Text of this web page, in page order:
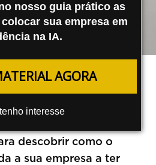
nosso guia prático as
sua empresa em
na IA.
AGORA
interesse
Vendas — Como o
Vender Mais
descobrir como o
a sua empresa a ter